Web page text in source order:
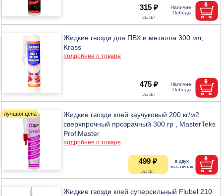
315 ₽
Жидкие гвозди для ПВХ и металла 300 мл,
Krass
подробнее о товаре
475 ₽
Жидкие гвозди клей каучуковый 200 кг/м2
сверхпрочный прозрачный 300 гр , MasterTeks
ProfiMaster
подробнее о товаре
499 ₽
Жидкие гвозди клей суперсильный Flubel 210